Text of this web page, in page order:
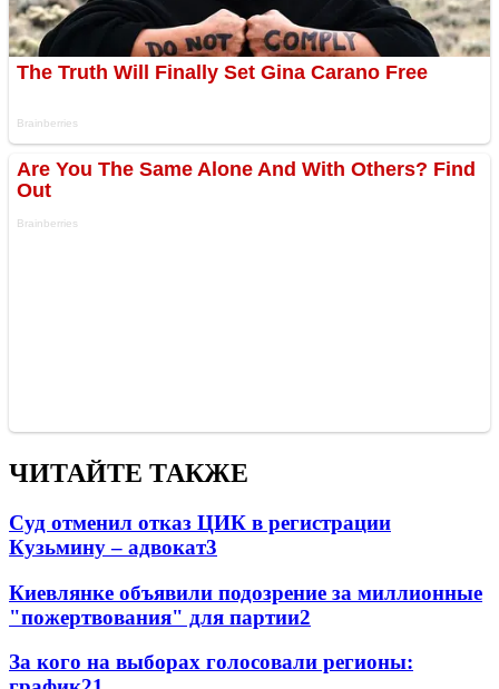
ЧИТАЙТЕ ТАКЖЕ
Суд отменил отказ ЦИК в регистрации
Кузьмину – адвокат3
Киевлянке объявили подозрение за миллионные
"пожертвования" для партии2
За кого на выборах голосовали регионы: